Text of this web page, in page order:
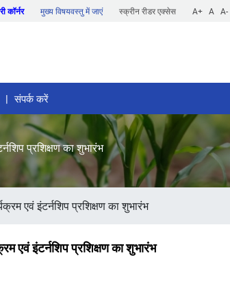
कॉर्नर मुख्य विषयवस्तु में जाएं स्क्रीन रीडर एक्सेस A+ A A-
संपर्क करें
प्रशिक्षण का शुभारंभ
एवं इंटर्नशिप प्रशिक्षण का शुभारंभ
एवं इंटर्नशिप प्रशिक्षण का शुभारंभ